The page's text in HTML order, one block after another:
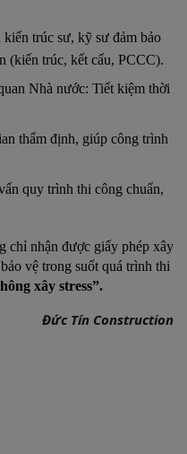
trúc sư, kỹ sư đảm bảo
(kiến trúc, kết cấu, PCCC).
Nhà nước: Tiết kiệm thời
thẩm định, giúp công trình
quy trình thi công chuẩn,
nhận được giấy phép xây
vệ trong suốt quá trình thi
xây stress”.
Đức Tín Construction